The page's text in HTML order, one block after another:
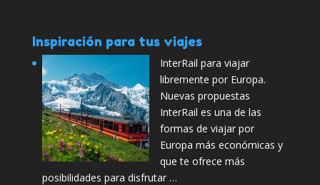
Inspiración para tus viajes
InterRail para viajar
libremente por Europa.
Nuevas propuestas
InterRail es una de las
formas de viajar por
Europa más económicas y
que te ofrece más
posibilidades para disfrutar …